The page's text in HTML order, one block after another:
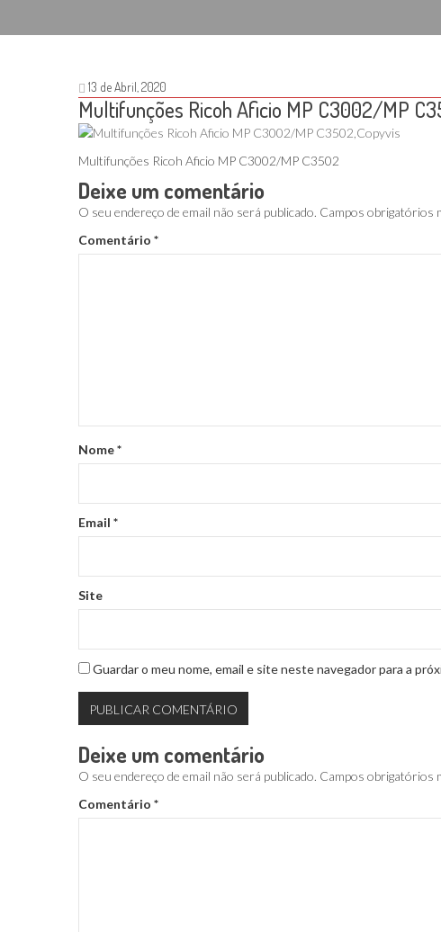
13 de Abril, 2020
Multifunções Ricoh Aficio MP C3002/MP
Multifunções Ricoh Aficio MP C3002/MP C3502
Deixe um comentário
O seu endereço de email não será publicado. Campos obrigatórios
Comentário *
Nome*
Email *
Site
Guardar o meu nome, email e site neste navegador para a
Deixe um comentário
O seu endereço de email não será publicado. Campos obrigatórios
Comentário *